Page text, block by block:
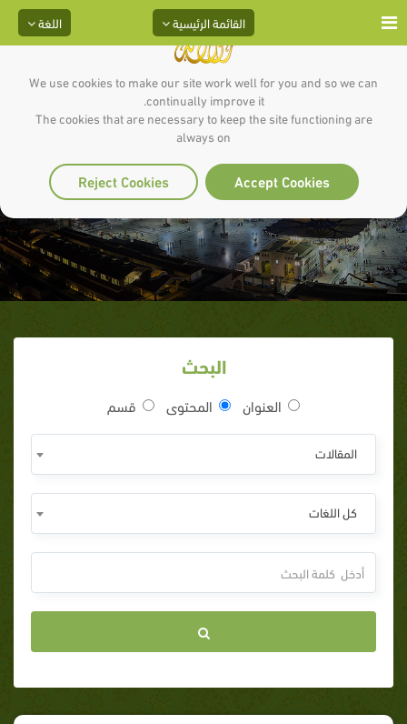
We use cookies to make our site work well for you and so we can
continually improve it.
The cookies that are necessary to keep the site functioning are
always on
Accept Cookies
Reject Cookies
اللغة القائمة الرئيسية
19 -20 - 21 من سورة البقرة
البحث
العنوان المحتوى قسم
المقالات
كل اللغات